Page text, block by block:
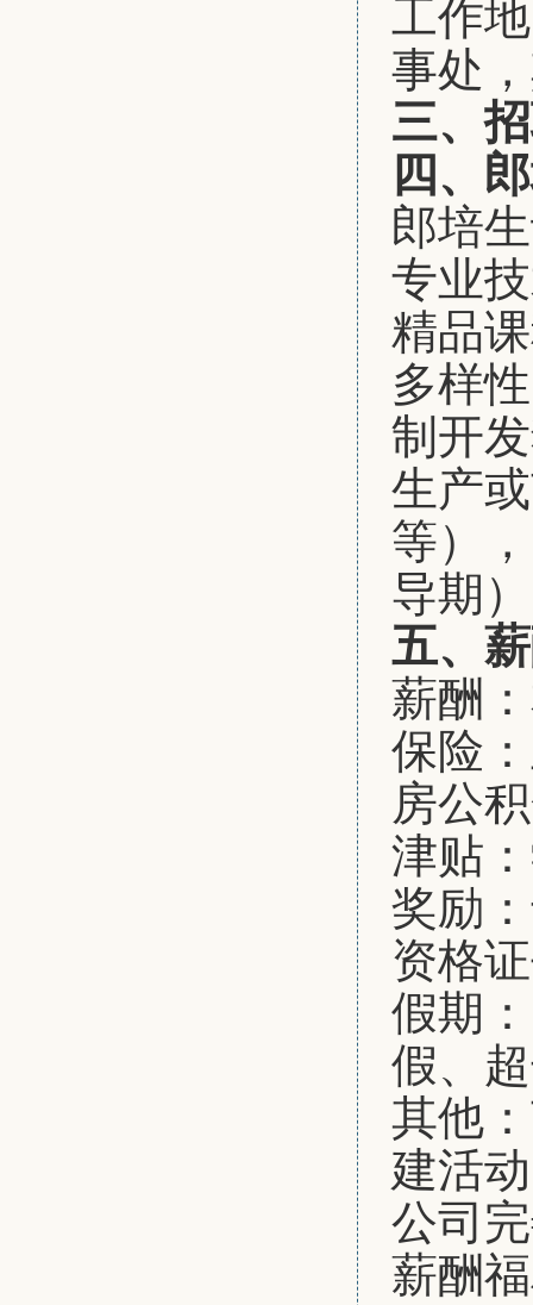
工作
事处
三、
四、
郎培
专业
精品
多样
制开
生产
等）
导期
五、
薪酬
保险
房公
津贴
奖励
资格
假期
假、
其他
建活
公司
薪酬